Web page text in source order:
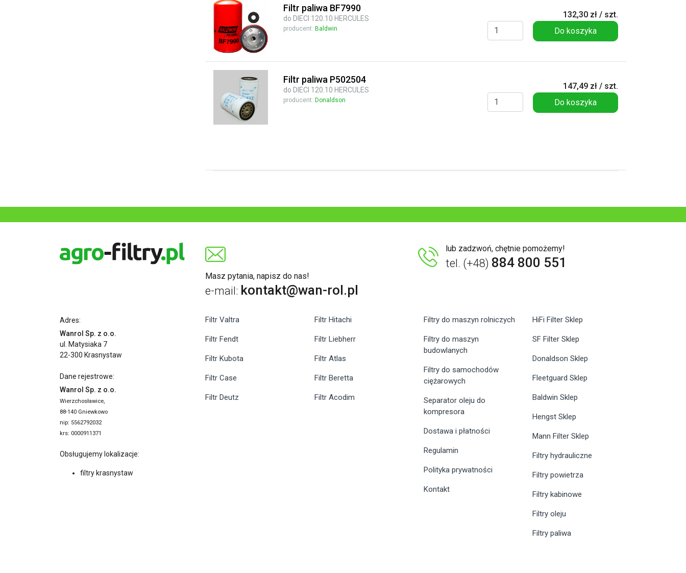
Filtr paliwa BF7990
do DIECI 120.10 HERCULES
producent:Baldwin
132,30 zł / szt.
Do koszyka
Filtr paliwa P502504
do DIECI 120.10 HERCULES
producent:Donaldson
147,49 zł / szt.
Do koszyka
Masz pytania, napisz do nas!
e-mail: kontakt@wan-rol.pl
lub zadzwoń, chętnie pomożemy!
tel. (+48) 884 800 551
Adres:
Wanrol Sp. z o.o.
ul. Matysiaka 7
22-300 Krasnystaw
Dane rejestrowe:
Wanrol Sp. z o.o.
Wierzchosławice,
88-140 Gniewkowo
nip: 5562792032
krs: 0000911371
Obsługujemy lokalizacje:
filtry krasnystaw
Filtr Valtra
Filtr Fendt
Filtr Kubota
Filtr Case
Filtr Deutz
Filtr Hitachi
Filtr Liebherr
Filtr Atlas
Filtr Beretta
Filtr Acodim
Filtry do maszyn rolniczych
Filtry do maszyn
budowlanych
Filtry do samochodów
ciężarowych
Separator oleju do
kompresora
Dostawa i płatności
Regulamin
Polityka prywatności
Kontakt
HiFi Filter Sklep
SF Filter Sklep
Donaldson Sklep
Fleetguard Sklep
Baldwin Sklep
Hengst Sklep
Mann Filter Sklep
Filtry hydrauliczne
Filtry powietrza
Filtry kabinowe
Filtry oleju
Filtry paliwa